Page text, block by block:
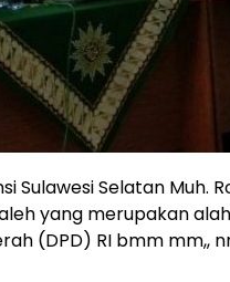
Sulawesi Selatan Muh.
yang merupakan
(DPD) RI bmm mm,,